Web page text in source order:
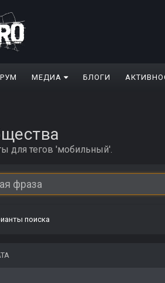
МЕДИА БЛОГИ
для тегов 'мобильный'.
поиска